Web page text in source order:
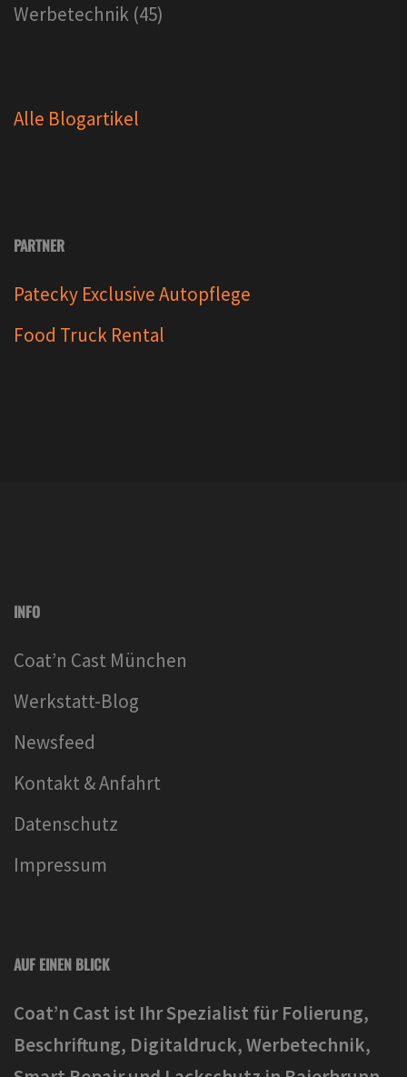
Werbetechnik (45)
Alle Blogartikel
PARTNER
Patecky Exclusive Autopflege
Food Truck Rental
INFO
Coat’n Cast München
Werkstatt-Blog
Newsfeed
Kontakt & Anfahrt
Datenschutz
Impressum
AUF EINEN BLICK
Coat’n Cast ist Ihr Spezialist für Folierung,
Beschriftung, Digitaldruck, Werbetechnik,